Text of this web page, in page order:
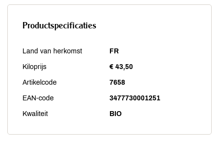
Productspecificaties
Land van herkomst FR
Kiloprijs € 43,50
Artikelcode 7658
EAN-code 3477730001251
Kwaliteit BIO